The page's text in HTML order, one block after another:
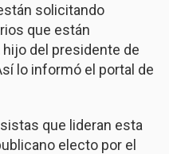
solicitando
que están
del presidente de
lo informó el portal de
que lideran esta
electo por el